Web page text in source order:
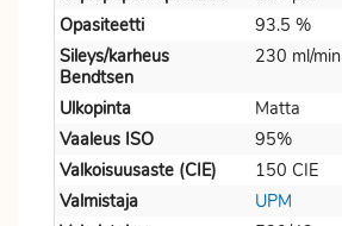
Opasiteetti
93.5 %
Sileys/karheus
Bendtsen
230 ml/min
Ulkopinta
Matta
Vaaleus ISO
95%
Valkoisuusaste (CIE)
150 CIE
Valmistaja
UPM